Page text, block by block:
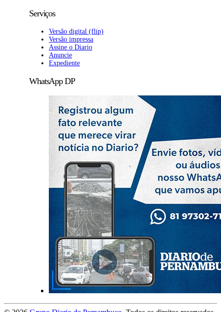
Serviços
Versão digital (flip)
Versão impressa
Assine o Diario
Anuncie
Expediente
WhatsApp DP